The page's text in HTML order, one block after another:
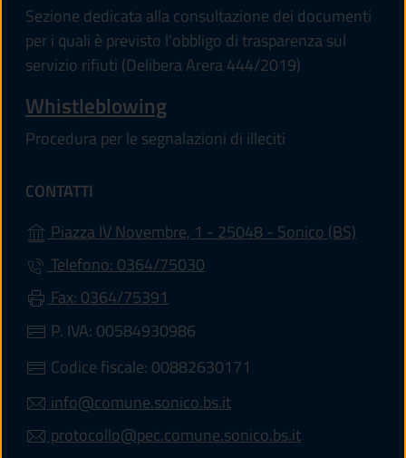
Sezione dedicata alla consultazione dei documenti
per i quali è previsto l'obbligo di trasparenza sul
servizio rifiuti (Delibera Arera 444/2019)
Whistleblowing
Procedura per le segnalazioni di illeciti
CONTATTI
Piazza IV Novembre, 1 - 25048 - Sonico (BS)
Telefono: 0364/75030
Fax: 0364/75391
P. IVA: 00584930986
Codice fiscale: 00882630171
info@comune.sonico.bs.it
protocollo@pec.comune.sonico.bs.it